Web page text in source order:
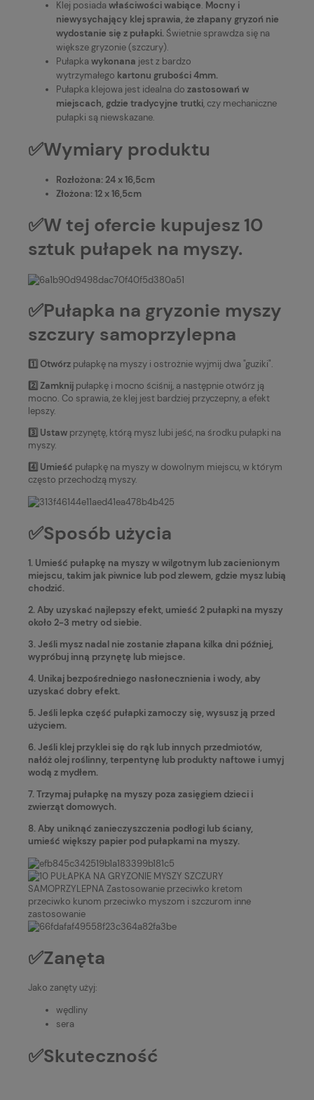
Klej posiada właściwości wabiące. Mocny i
niewysychający klej sprawia, że złapany gryzoń nie
wydostanie się z pułapki.Świetnie sprawdza się na
większe gryzonie (szczury).
Pułapka wykonana jest z bardzo
wytrzymałego kartonu grubości 4mm.
Pułapka klejowa jest idealna do zastosowań w
miejscach, gdzie tradycyjne trutki, czy mechaniczne
pułapki są niewskazane.
✅Wymiary produktu
Rozłożona: 24 x 16,5cm
Złożona: 12 x 16,5cm
✅W tej ofercie kupujesz 10
sztuk pułapek na myszy.
✅Pułapka na gryzonie myszy
szczury samoprzylepna
1️⃣ Otwórz pułapkę na myszy i ostrożnie wyjmij dwa "guziki".
2️⃣ Zamknij pułapkę i mocno ściśnij, a następnie otwórz ją
mocno. Co sprawia, że klej jest bardziej przyczepny, a efekt
lepszy.
3️⃣ Ustaw przynętę, którą mysz lubi jeść, na środku pułapki na
myszy.
4️⃣ Umieść pułapkę na myszy w dowolnym miejscu, w którym
często przechodzą myszy.
✅Sposób użycia
1. Umieść pułapkę na myszy w wilgotnym lub zacienionym
miejscu, takim jak piwnice lub pod zlewem, gdzie mysz lubią
chodzić.
2. Aby uzyskać najlepszy efekt, umieść 2 pułapki na myszy
około 2-3 metry od siebie.
3. Jeśli mysz nadal nie zostanie złapana kilka dni później,
wypróbuj inną przynętę lub miejsce.
4. Unikaj bezpośredniego nasłonecznienia i wody, aby
uzyskać dobry efekt.
5. Jeśli lepka część pułapki zamoczy się, wysusz ją przed
użyciem.
6. Jeśli klej przyklei się do rąk lub innych przedmiotów,
nałóż olej roślinny, terpentynę lub produkty naftowe i umyj
wodą z mydłem.
7. Trzymaj pułapkę na myszy poza zasięgiem dzieci i
zwierząt domowych.
8. Aby uniknąć zanieczyszczenia podłogi lub ściany,
umieść większy papier pod pułapkami na myszy.
✅Zanęta
Jako zanęty użyj:
wędliny
sera
✅Skuteczność